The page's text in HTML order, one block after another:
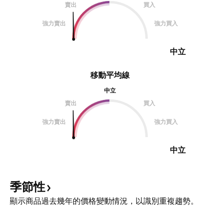
賣出
買入
強力賣出 強力買入
中立
移動平均線
中立
賣出
買入
強力賣出 強力買入
中立
季節性
顯示商品過去幾年的價格變動情況，以識別重複趨勢。